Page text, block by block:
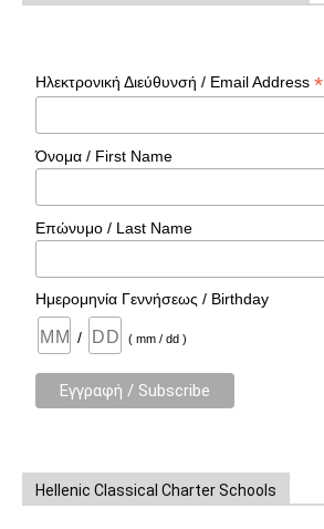
Ηλεκτρονική Διεύθυνσή / Email Address*
Όνομα / First Name
Επώνυμο / Last Name
Ημερομηνία Γεννήσεως / Birthday
/ ( mm / dd )
Hellenic Classical Charter Schools